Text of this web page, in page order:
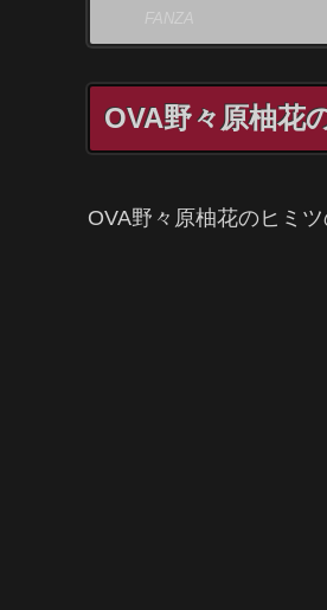
FANZA
OVA野々原柚花
OVA野々原柚花のヒミ